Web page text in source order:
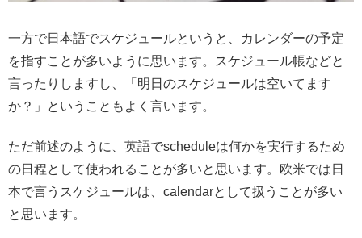
一方で日本語でスケジュールというと、カレンダーの予定
を指すことが多いように思います。スケジュール帳などと
言ったりしますし、「明日のスケジュールは空いてます
か？」ということもよく言います。
ただ前述のように、英語でscheduleは何かを実行するため
の日程として使われることが多いと思います。欧米では日
本で言うスケジュールは、calendarとして扱うことが多い
と思います。